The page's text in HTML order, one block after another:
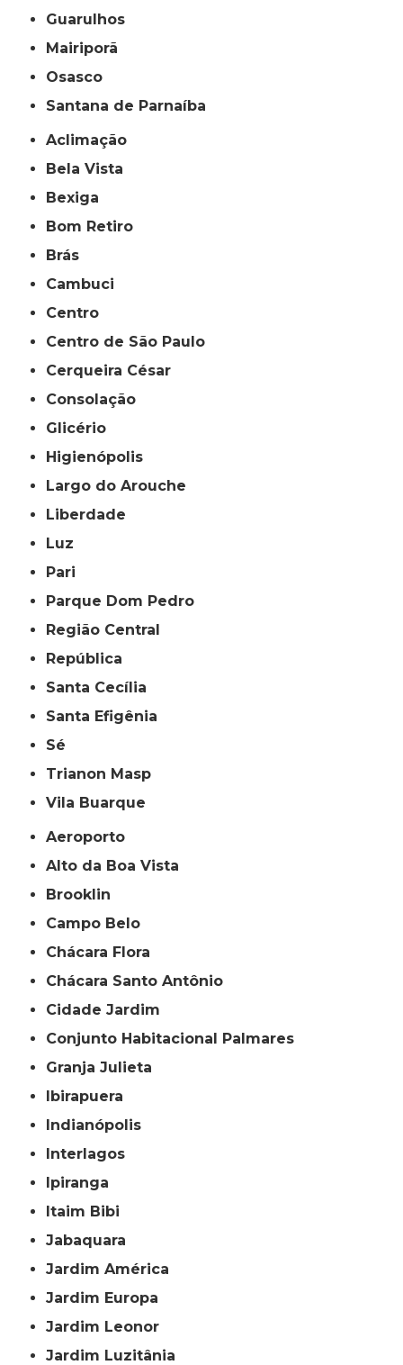
Guarulhos
Mairiporã
Osasco
Santana de Parnaíba
Aclimação
Bela Vista
Bexiga
Bom Retiro
Brás
Cambuci
Centro
Centro de São Paulo
Cerqueira César
Consolação
Glicério
Higienópolis
Largo do Arouche
Liberdade
Luz
Pari
Parque Dom Pedro
Região Central
República
Santa Cecília
Santa Efigênia
Sé
Trianon Masp
Vila Buarque
Aeroporto
Alto da Boa Vista
Brooklin
Campo Belo
Chácara Flora
Chácara Santo Antônio
Cidade Jardim
Conjunto Habitacional Palmares
Granja Julieta
Ibirapuera
Indianópolis
Interlagos
Ipiranga
Itaim Bibi
Jabaquara
Jardim América
Jardim Europa
Jardim Leonor
Jardim Luzitânia